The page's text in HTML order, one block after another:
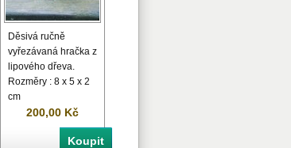
Děsivá ručně
vyřezávaná hračka z
lipového dřeva.
Rozměry : 8 x 5 x 2
cm
200,00 Kč